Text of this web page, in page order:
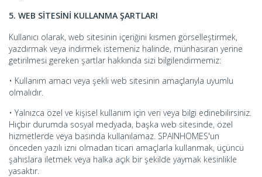
5. WEB SİTESİNİ KULLANMA ŞARTLARI
Kullanıcı olarak, web sitesinin içeriğini kısmen görselleştirmek,
yazdırmak veya indirmek istemeniz halinde, münhasıran yerine
getirilmesi gereken şartlar hakkında sizi bilgilendirmemiz:
• Kullanım amacı veya şekli web sitesinin amaçlarıyla uyumlu
olmalıdır.
• Yalnızca özel ve kişisel kullanım için veri veya bilgi edinebilirsiniz.
Hiçbir durumda sosyal medyada, başka web sitesinde, özel
hizmetlerde veya basında kullanılamaz. SPAINHOMES'un
önceden yazılı izni olmadan ticari amaçlarla kullanmak, üçüncü
şahıslara iletmek veya halka açık bir şekilde yaymak kesinlikle
yasaktır.